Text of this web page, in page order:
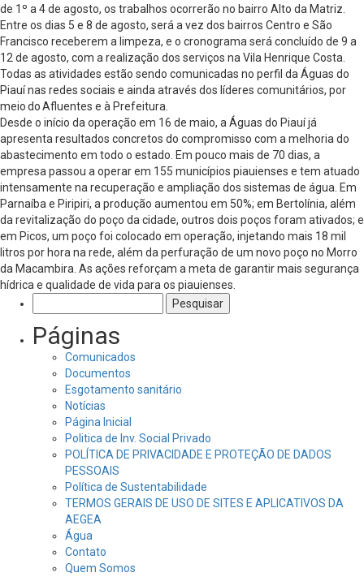
de 1º a 4 de agosto, os trabalhos ocorrerão no bairro Alto da Matriz.
Entre os dias 5 e 8 de agosto, será a vez dos bairros Centro e São
Francisco receberem a limpeza, e o cronograma será concluído de 9 a
12 de agosto, com a realização dos serviços na Vila Henrique Costa.
Todas as atividades estão sendo comunicadas no perfil da Águas do
Piauí nas redes sociais e ainda através dos líderes comunitários, por
meio do Afluentes e à Prefeitura.
Desde o início da operação em 16 de maio, a Águas do Piauí já
apresenta resultados concretos do compromisso com a melhoria do
abastecimento em todo o estado. Em pouco mais de 70 dias, a
empresa passou a operar em 155 municípios piauienses e tem atuado
intensamente na recuperação e ampliação dos sistemas de água. Em
Parnaíba e Piripiri, a produção aumentou em 50%; em Bertolínia, além
da revitalização do poço da cidade, outros dois poços foram ativados; e
em Picos, um poço foi colocado em operação, injetando mais 18 mil
litros por hora na rede, além da perfuração de um novo poço no Morro
da Macambira. As ações reforçam a meta de garantir mais segurança
hídrica e qualidade de vida para os piauienses.
por:
Páginas
Comunicados
Documentos
Esgotamento sanitário
Notícias
Página Inicial
Politica de Inv. Social Privado
POLÍTICA DE PRIVACIDADE E PROTEÇÃO DE DADOS
PESSOAIS
Política de Sustentabilidade
TERMOS GERAIS DE USO DE SITES E APLICATIVOS DA
AEGEA
Água
Contato
Quem Somos